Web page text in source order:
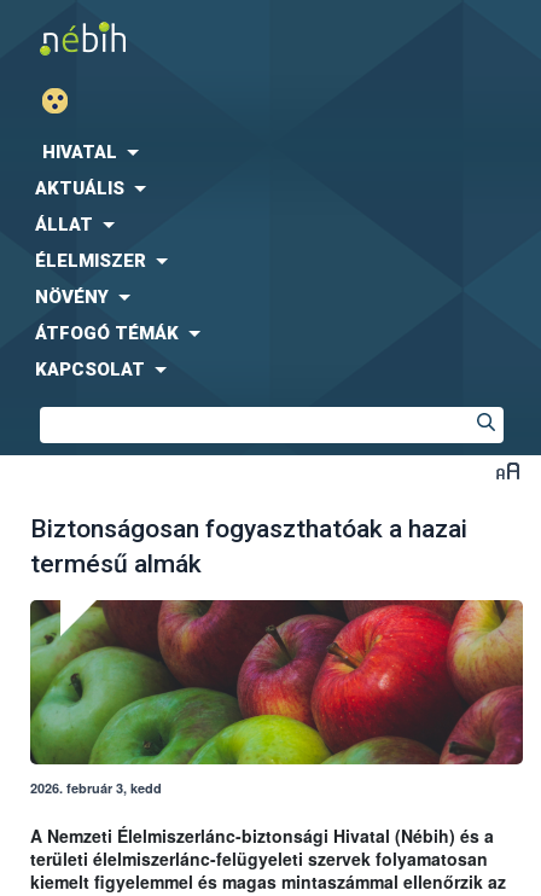
HIVATAL
AKTUÁLIS
ÁLLAT
ÉLELMISZER
NÖVÉNY
ÁTFOGÓ TÉMÁK
KAPCSOLAT
Biztonságosan fogyaszthatóak a hazai
termésű almák
2026. február 3, kedd
A Nemzeti Élelmiszerlánc-biztonsági Hivatal (Nébih) és a
területi élelmiszerlánc-felügyeleti szervek folyamatosan
kiemelt figyelemmel és magas mintaszámmal ellenőrzik az